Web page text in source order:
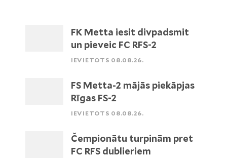
FK Metta iesit divpadsmit
un pieveic FC RFS-2
IEVIETOTS 08.08.26.
FS Metta-2 mājās piekāpjas
Rīgas FS-2
IEVIETOTS 08.08.26.
Čempionātu turpinām pret
FC RFS dublieriem